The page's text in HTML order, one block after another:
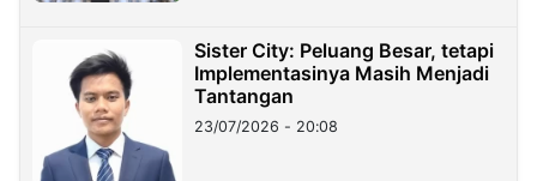
Sister City: Peluang Besar, tetapi
Implementasinya Masih Menjadi
Tantangan
23/07/2026 - 20:08